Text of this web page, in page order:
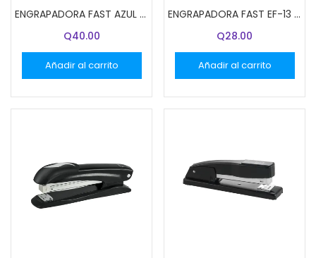
ENGRAPADORA FAST AZUL EF-20
Q40.00
Añadir al carrito
ENGRAPADORA FAST EF-13 PEQUEÑA PLATEADO
Q28.00
Añadir al carrito